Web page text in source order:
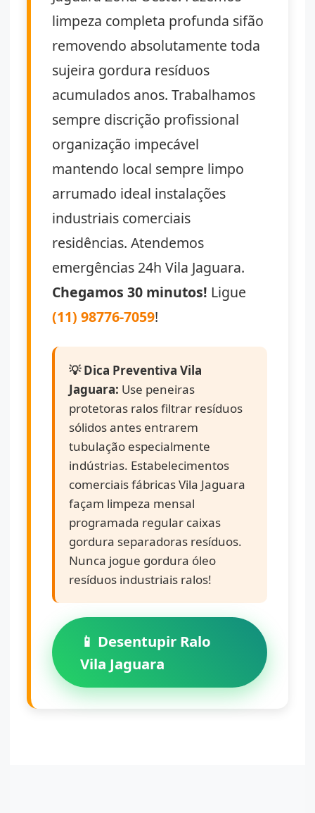
limpeza completa profunda sifão
removendo absolutamente toda
sujeira gordura resíduos
acumulados anos. Trabalhamos
sempre discrição profissional
organização impecável
mantendo local sempre limpo
arrumado ideal instalações
industriais comerciais
residências. Atendemos
emergências 24h Vila Jaguara.
Chegamos 30 minutos! Ligue
(11) 98776-7059!
💡 Dica Preventiva Vila
Jaguara: Use peneiras
protetoras ralos filtrar resíduos
sólidos antes entrarem
tubulação especialmente
indústrias. Estabelecimentos
comerciais fábricas Vila Jaguara
façam limpeza mensal
programada regular caixas
gordura separadoras resíduos.
Nunca jogue gordura óleo
resíduos industriais ralos!
📱 Desentupir Ralo
Vila Jaguara